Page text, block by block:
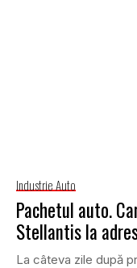
Industrie Auto
Pachetul auto.
Stellantis la
La câteva zile după